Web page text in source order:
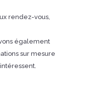
rendez-vous,
également
sur mesure